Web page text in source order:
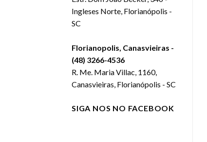
Ingleses Norte, Florianópolis -
SC
Florianopolis, Canasvieiras -
(48) 3266-4536
R. Me. Maria Villac, 1160,
Canasvieiras, Florianópolis - SC
SIGA NOS NO FACEBOOK